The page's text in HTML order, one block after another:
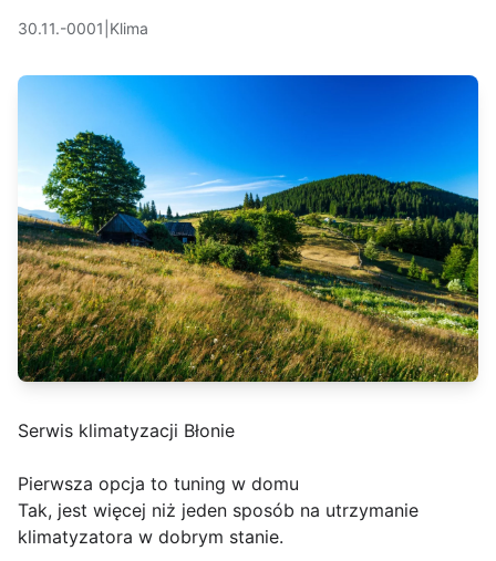
30.11.-0001 Klima
Serwis klimatyzacji Błonie
Pierwsza opcja to tuning w domu
Tak, jest więcej niż jeden sposób na utrzymanie
klimatyzatora w dobrym stanie.